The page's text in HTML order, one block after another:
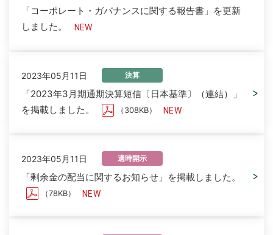
「コーポレート・ガバナンスに関する報告書」を更新
しました。
2023年05月11日 決算
「2023年3月期通期決算短信〔日本基準〕（連結）」
を掲載しました。
（308KB）
2023年05月11日 適時開示
「剰余金の配当に関するお知らせ」を掲載しました。
（78KB）